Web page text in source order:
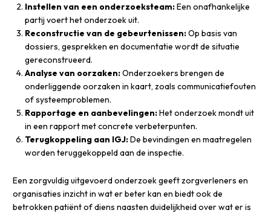
Instellen van een onderzoeksteam:Een onafhankelijke
partij voert het onderzoek uit.
Reconstructie van de gebeurtenissen:Op basis van
dossiers, gesprekken en documentatie wordt de situatie
gereconstrueerd.
Analyse van oorzaken:Onderzoekers brengen de
onderliggende oorzaken in kaart, zoals communicatiefouten
of systeemproblemen.
Rapportage en aanbevelingen:Het onderzoek mondt uit
in een rapport met concrete verbeterpunten.
Terugkoppeling aan IGJ:De bevindingen en maatregelen
worden teruggekoppeld aan de inspectie.
Een zorgvuldig uitgevoerd onderzoek geeft zorgverleners en
organisaties inzicht in wat er beter kan en biedt ook de
betrokken patiënt of diens naasten duidelijkheid over wat er is